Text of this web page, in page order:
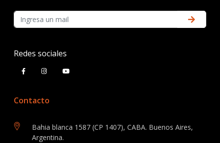
Redes sociales
Contacto
Bahia blanca 1587 (CP 1407), CABA. Buenos Aires,
Argentina.